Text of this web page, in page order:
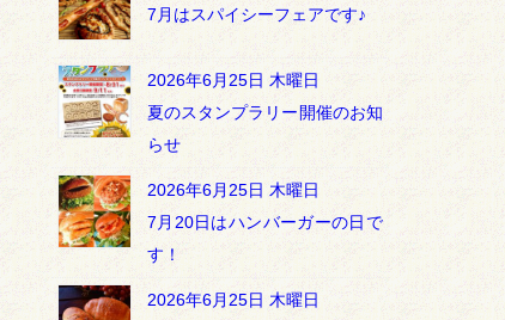
7月はスパイシーフェアです♪
2026年6月25日 木曜日
夏のスタンプラリー開催のお知
らせ
2026年6月25日 木曜日
7月20日はハンバーガーの日で
す！
2026年6月25日 木曜日